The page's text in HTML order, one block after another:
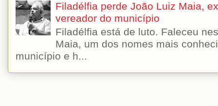
Filadélfia perde João Luiz Maia,
vereador do município
Filadélfia está de luto. Faleceu
Maia, um dos nomes mais
município e h...